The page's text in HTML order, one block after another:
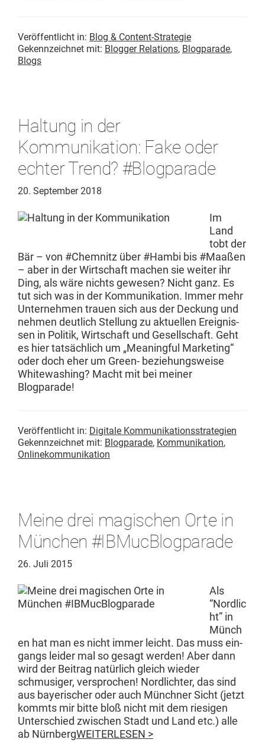
Veröffentlicht in: Blog & Content-Strategie
Gekennzeichnet mit: Blogger Relations, Blogparade,
Blogs
Haltung in der
Kommunikation: Fake oder
echter Trend? #Blogparade
20. September 2018
Im
Land
tobt der
Bär – von #Chem­nitz über #Ham­bi bis #Maaßen
– aber in der Wirtschaft machen sie weit­er ihr
Ding, als wäre nichts gewe­sen? Nicht ganz. Es
tut sich was in der Kom­mu­nika­tion. Immer mehr
Unternehmen trauen sich aus der Deck­ung und
nehmen deut­lich Stel­lung zu aktuellen Ereignis­
sen in Poli­tik, Wirtschaft und Gesellschaft. Geht
es hier tat­säch­lich um „Mean­ing­ful Mar­ket­ing“
oder doch eher um Green- beziehungsweise
White­wash­ing? Macht mit bei mein­er
Blogparade!
Veröffentlicht in: Digitale Kommunikationsstrategien
Gekennzeichnet mit: Blogparade, Kommunikation,
Onlinekommunikation
Meine drei magischen Orte in
München #‎IBMucBlogparade‬
26. Juli 2015
Als
“Nordlic
ht” in
Münch
en hat man es nicht immer leicht. Das muss ein­
gangs lei­der mal so gesagt wer­den! Aber dann
wird der Beitrag natür­lich gle­ich wieder
schmusiger, ver­sprochen! Nordlichter, das sind
aus bay­erisch­er oder auch Münch­n­er Sicht (jet­zt
kommts mir bitte bloß nicht mit dem riesi­gen
Unter­schied zwis­chen Stadt und Land etc.) alle
ab Nürn­bergWEITERLESEN >